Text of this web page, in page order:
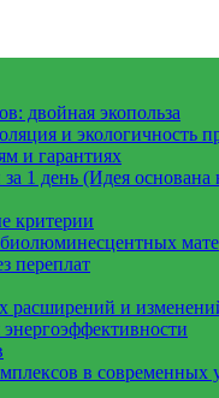
двойная экопольза
и экологичность
и гарантиях
1 день (Идея
критерии
переплат
расширений и
в современных